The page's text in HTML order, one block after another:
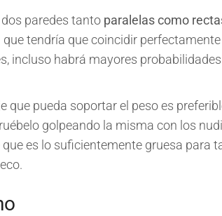
paredes tanto paralelas como
tendría que coincidir
incluso habrá mayores
que pueda soportar el peso es
golpeando la misma con los
es lo suficientemente gruesa para